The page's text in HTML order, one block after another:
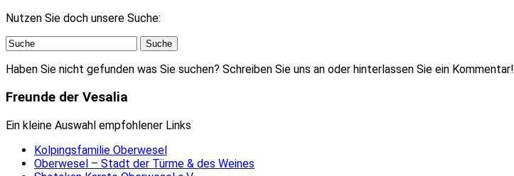
Nutzen Sie doch unsere Suche:
Haben Sie nicht gefunden was Sie suchen? Schreiben Sie uns an oder hinterlassen Sie ein Kommentar!
Freunde der Vesalia
Ein kleine Auswahl empfohlener Links
Kolpingsfamilie Oberwesel
Oberwesel – Stadt der Türme & des Weines